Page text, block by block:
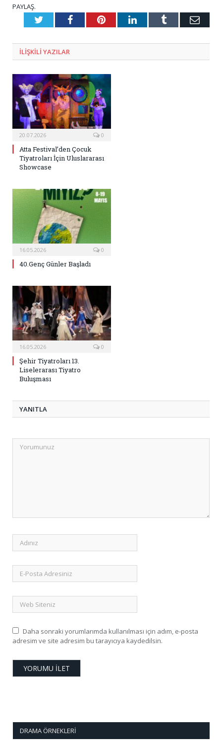
PAYLAŞ.
TwitterFacebookPinterestLinkedInTumblr E-
ILIŞKILI YAZILAR
20.07.2026 0
Atta Festival’den Çocuk
Tiyatroları İçin Uluslararası
Showcase
16.05.2026 0
40.Genç Günler Başladı
16.05.2026 0
Şehir Tiyatroları 13.
Liselerarası Tiyatro
Buluşması
YANITLA
Daha sonraki yorumlarımda kullanılması için adım, e-posta
adresim ve site adresim bu tarayıcıya kaydedilsin.
DRAMA ÖRNEKLERI